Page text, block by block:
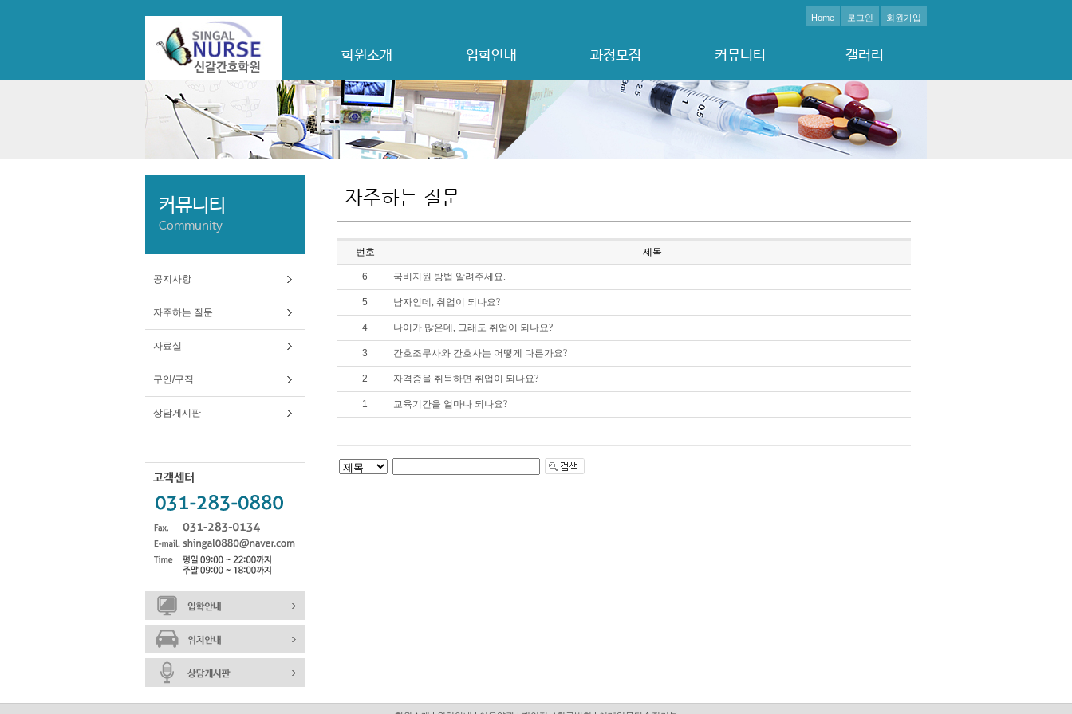
Home 로그인 회원가입
학원소개 입학안내 과정모집 커뮤니티 갤러리
커뮤니티
Community
공지사항
자주하는 질문
자료실
구인/구직
상담게시판
자주하는 질문
번호 제목
6 국비지원 방법 알려주세요.
5 남자인데, 취업이 되나요?
4 나이가 많은데, 그래도 취업이 되나요?
3 간호조무사와 간호사는 어떻게 다른가요?
2 자격증을 취득하면 취업이 되나요?
1 교육기간을 얼마나 되나요?